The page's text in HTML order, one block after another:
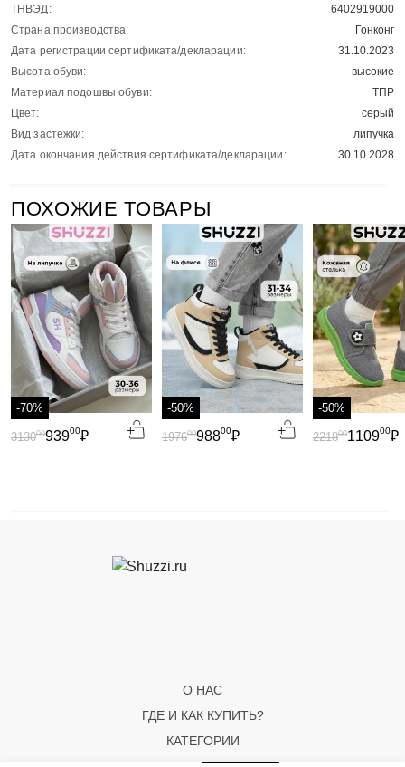
ТНВЭД:
6402919000
Страна производства:
Гонконг
Дата регистрации сертификата/декларации:
31.10.2023
Высота обуви:
высокие
Материал подошвы обуви:
ТПР
Цвет:
серый
Вид застежки:
липучка
Дата окончания действия сертификата/декларации:
30.10.2028
ПОХОЖИЕ ТОВАРЫ
-70%
93900₽
313000
-50%
98800₽
197600
-50%
110900₽
221800
О НАС
ГДЕ И КАК КУПИТЬ?
КАТЕГОРИИ